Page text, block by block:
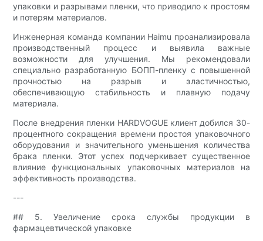
упаковки и разрывами пленки, что приводило к простоям
и потерям материалов.
Инженерная команда компании Haimu проанализировала
производственный процесс и выявила важные
возможности для улучшения. Мы рекомендовали
специально разработанную БОПП-пленку с повышенной
прочностью на разрыв и эластичностью,
обеспечивающую стабильность и плавную подачу
материала.
После внедрения пленки HARDVOGUE клиент добился 30-
процентного сокращения времени простоя упаковочного
оборудования и значительного уменьшения количества
брака пленки. Этот успех подчеркивает существенное
влияние функциональных упаковочных материалов на
эффективность производства.
---
## 5. Увеличение срока службы продукции в
фармацевтической упаковке